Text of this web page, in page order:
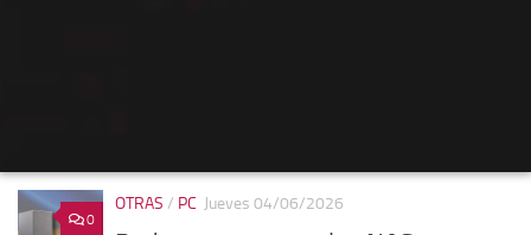
0
OTRAS / PC Jueves 04/06/2026